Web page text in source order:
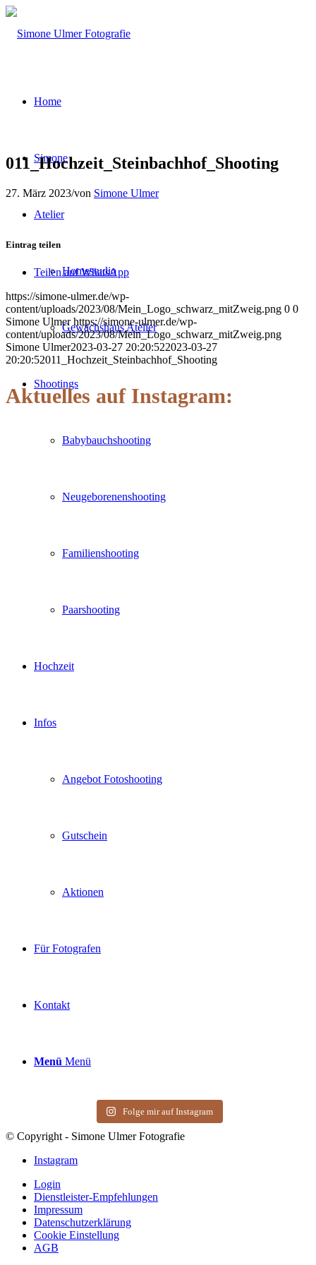
Home
Simone
Atelier
Homestudio
Gewächshaus Atelier
Shootings
Babybauchshooting
Neugeborenenshooting
Familienshooting
Paarshooting
Hochzeit
Infos
Angebot Fotoshooting
Gutschein
Aktionen
Für Fotografen
Kontakt
Menü Menü
011_Hochzeit_Steinbachhof_Shooting
27. März 2023/von Simone Ulmer
Eintrag teilen
Teilen auf WhatsApp
https://simone-ulmer.de/wp-
content/uploads/2023/08/Mein_Logo_schwarz_mitZweig.png 0 0
Simone Ulmer https://simone-ulmer.de/wp-
content/uploads/2023/08/Mein_Logo_schwarz_mitZweig.png
Simone Ulmer2023-03-27 20:20:522023-03-27
20:20:52011_Hochzeit_Steinbachhof_Shooting
Aktuelles auf Instagram:
Folge mir auf Instagram
© Copyright - Simone Ulmer Fotografie
Instagram
Login
Dienstleister-Empfehlungen
Impressum
Datenschutzerklärung
Cookie Einstellung
AGB